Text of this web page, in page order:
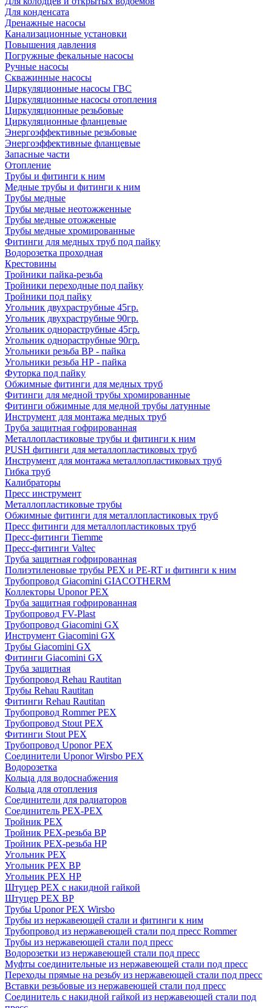
Для конденсата
Дренажные насосы
Канализационные установки
Повышения давления
Погружные фекальные насосы
Ручные насосы
Скважинные насосы
Циркуляционные насосы ГВС
Циркуляционные насосы отопления
Циркуляционные резьбовые
Циркуляционные фланцевые
Энергоэффективные резьбовые
Энергоэффективные фланцевые
Запасные части
Отопление
Трубы и фитинги к ним
Медные трубы и фитинги к ним
Трубы медные
Трубы медные неотожженные
Трубы медные отожженые
Трубы медные хромированные
Фитинги для медных труб под пайку
Водорозетка проходная
Крестовины
Тройники пайка-резьба
Тройники переходные под пайку
Тройники под пайку
Угольник двухраструбные 45гр.
Угольник двухраструбные 90гр.
Угольник однораструбные 45гр.
Угольник однораструбные 90гр.
Угольники резьба ВР - пайка
Угольники резьба НР - пайка
Футорка под пайку
Обжимные фитинги для медных труб
Фитинги для медной трубы хромированные
Фитинги обжимные для медной трубы латунные
Инструмент для монтажа медных труб
Труба защитная гофрированная
Металлопластиковые трубы и фитинги к ним
PUSH фитинги для металлопластиковых труб
Инструмент для монтажа металлопластиковых труб
Гибка труб
Калибраторы
Пресс инструмент
Металлопластиковые трубы
Обжимные фитинги для металлопластиковых труб
Пресс фитинги для металлопластиковых труб
Пресс-фитинги Tiemme
Пресс-фитинги Valtec
Труба защитная гофрированная
Полиэтиленовые трубы PEX и PE-RT и фитинги к ним
Трубопровод Giacomini GIACOTHERM
Коллекторы Uponor PEX
Труба защитная гофрированная
Трубопровод FV-Plast
Трубопровод Giacomini GX
Инструмент Giacomini GX
Трубы Giacomini GX
Фитинги Giacomini GX
Труба защитная
Трубопровод Rehau Rautitan
Трубы Rehau Rautitan
Фитинги Rehau Rautitan
Трубопровод Rommer PEX
Трубопровод Stout PEX
Фитинги Stout PEX
Трубопровод Uponor PEX
Соединители Uponor Wirsbo PEX
Водорозетка
Кольца для водоснабжения
Кольца для отопления
Соединители для радиаторов
Соединитель PEX-PEX
Тройник PEX
Тройник PEX-резьба ВР
Тройник PEX-резьба НР
Угольник PEX
Угольник PEX ВР
Угольник PEX НР
Штуцер PEX c накидной гайкой
Штуцер PEX ВР
Трубы Uponor PEX Wirsbo
Трубы из нержавеющей стали и фитинги к ним
Трубопровод из нержавеющей стали под пресс Rommer
Трубы из нержавеющей стали под пресс
Водорозетки из нержавеющей стали под пресс
Муфты соединительные из нержавеющей стали под пресс
Переходы прямые на резьбу из нержавеющей стали под пресс
Вставки резьбовые из нержавеющей стали под пресс
Соединитель с накидной гайкой из нержавеющей стали под